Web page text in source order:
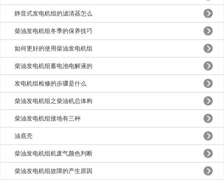
静音式发电机组的滤清器怎么
柴油发电机组冬季的保养技巧
如何更好的使用柴油发电机组
柴油发电机组蓄电池电解液的
发电机组检修的步骤是什么
柴油发电机组之柴油机总体构
柴油发电机组接地有三种
油底壳
柴油发电机组机废气颜色判断
柴油发电机组故障的产生原因